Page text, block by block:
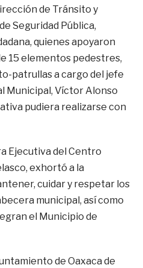
de Tránsito y
Seguridad Pública,
quienes apoyaron
15 elementos pedestres,
patrullas a cargo del jefe
Municipal, Víctor Alonso
pudiera realizarse con
Ejecutiva del Centro
exhortó a la
cuidar y respetar los
municipal, así como
el Municipio de
de Oaxaca de